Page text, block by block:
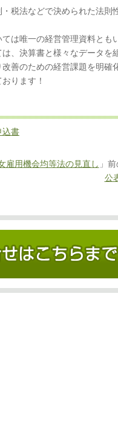
税法などで決められた法
は唯一の経営管理資料とも
、決算書と様々なデータを
善のための経営課題を明確
ります！
込書
雇用機会均等法の見直し 」
公